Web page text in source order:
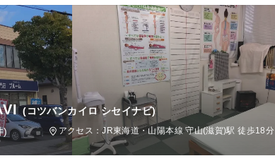
(コツバンカイロ シセイナビ)
) アクセス：JR東海道・山陽本線 守山(滋賀)駅 徒歩18分